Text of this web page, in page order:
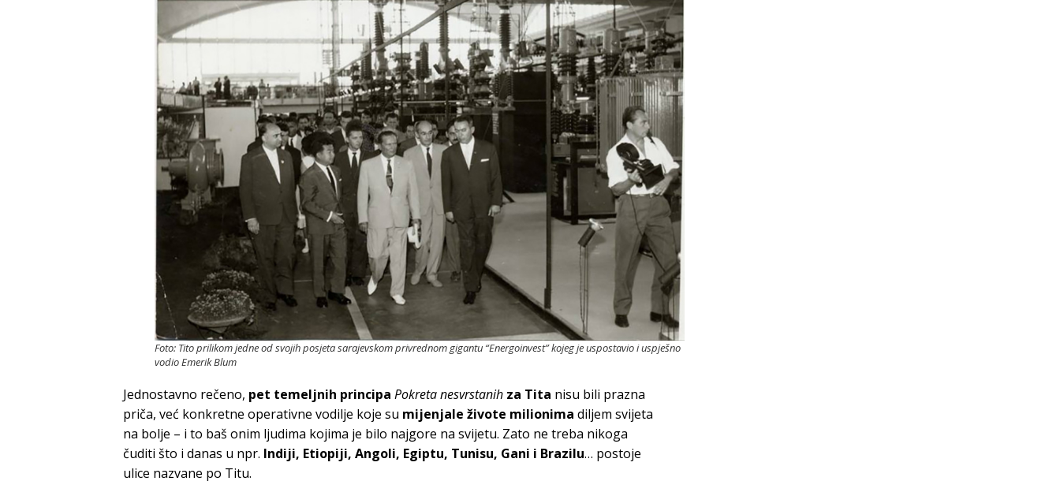
Foto: Tito prilikom jedne od svojih posjeta sarajevskom privrednom gigantu “Energoinvest” kojeg je uspostavio i uspješno
vodio Emerik Blum
Jednostavno rečeno, pet temeljnih principa Pokreta nesvrstanih za Tita nisu bili prazna
priča, već konkretne operativne vodilje koje su mijenjale živote milionima diljem svijeta
na bolje – i to baš onim ljudima kojima je bilo najgore na svijetu. Zato ne treba nikoga
čuditi što i danas u npr. Indiji, Etiopiji, Angoli, Egiptu, Tunisu, Gani i Brazilu… postoje
ulice nazvane po Titu.